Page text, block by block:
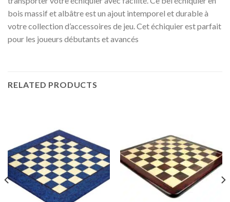
bois massif et albâtre est un ajout intemporel et durable à
votre collection d’accessoires de jeu. Cet échiquier est parfait
pour les joueurs débutants et avancés
RELATED PRODUCTS